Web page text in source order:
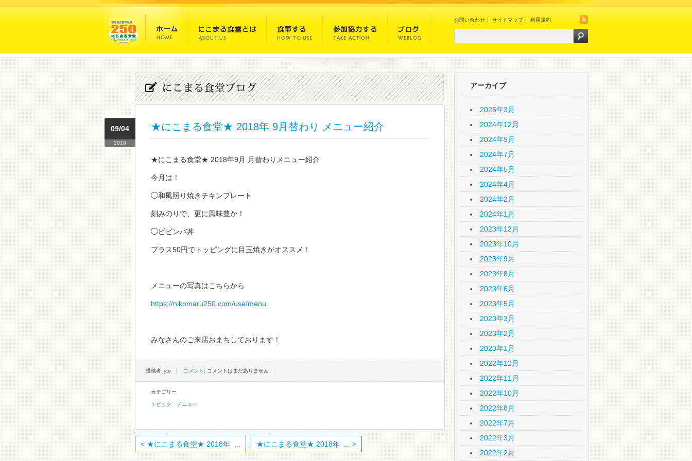
お問い合わせ サイトマップ 利用規約
★にこまる食堂★ 2018年 9月替わり メニュー紹介
09/04
2018
★にこまる食堂★ 2018年9月 月替わりメニュー紹介
今月は！
◯和風照り焼きチキンプレート
刻みのりで、更に風味豊か！
◯ビビンバ丼
プラス50円でトッピングに目玉焼きがオススメ！
メニューの写真はこちらから
https://nikomaru250.com/use/menu
みなさんのご来店おまちしております！
投稿者: jco コメント : コメントはまだありません
カテゴリー
トピック メニュー
< ★にこまる食堂★ 2018年 ... ★にこまる食堂★ 2018年 ... >
アーカイブ
2025年3月
2024年12月
2024年9月
2024年7月
2024年5月
2024年4月
2024年2月
2024年1月
2023年12月
2023年10月
2023年9月
2023年8月
2023年6月
2023年5月
2023年3月
2023年2月
2023年1月
2022年12月
2022年11月
2022年10月
2022年8月
2022年7月
2022年3月
2022年2月